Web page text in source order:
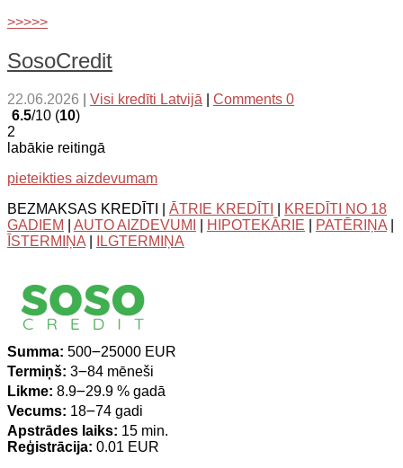
>>>>>
SosoCredit
22.06.2026 Visi kredīti Latvijā
Comments 0
6.5/10 (10)
2
labākie reitingā
pieteikties aizdevumam
BEZMAKSAS KREDĪTI | ĀTRIE KREDĪTI
KREDĪTI NO 18
GADIEM
AUTO AIZDEVUMI HIPOTEKĀRIE PATĒRIŅA
ĪSTERMIŅA
ILGTERMIŅA
Summa: 500౼25000 EUR
Termiņš: 3౼84 mēneši
Likme: 8.9౼29.9 % gadā
Vecums: 18౼74 gadi
Apstrādes laiks: 15 min.
Reģistrācija: 0.01 EUR